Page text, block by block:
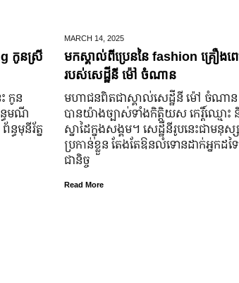
កូនស្រី
កូន
ធមណី
ធមុនីរ័ត្ន
MARCH 14, 2025
មកស្គាល់ពីប្រេននៃ​ fashion គ្រឿងពេ
របស់សេដ្ឋីនី ម៉ៅ ចំណាន
មហាជន​ពិតជា​ស្គាល់​សេដ្ឋី​នី ម៉ៅ ចំណាន
បាន​យ៉ាង​ច្បាស់​ទាំង​កិត្តិយស កេរ្តិ៍ឈ្មោះ
ស្នាដៃ​ក្នុង​សង្គម។ សេដ្ឋី​នី​រូប​នេះ​ជា​មនុស្
ប្រកាន់​ខ្លួន តែងតែ​ឱនលំទោន​ដាក់​អ្នក​ដទ
ជានិច្ច
Read More